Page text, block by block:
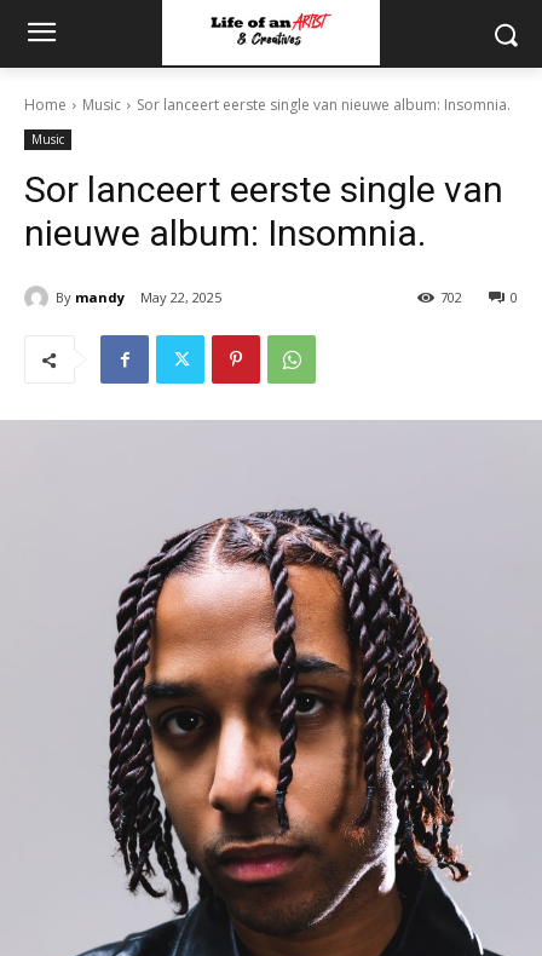
Home Music Sor lanceert eerste single van nieuwe album: Insomnia.
Music
Sor lanceert eerste single van
nieuwe album: Insomnia.
By mandy May 22, 2025 0
702